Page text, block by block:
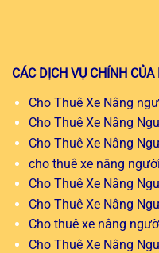
CÁC DỊCH VỤ CHÍNH
Cho Thuê Xe Nâng
Cho Thuê Xe Nâng
Cho Thuê Xe Nâng
cho thuê xe nâng
Cho Thuê Xe Nâng
Cho Thuê Xe Nâng
Cho thuê xe nâng
Cho Thuê Xe Nâng